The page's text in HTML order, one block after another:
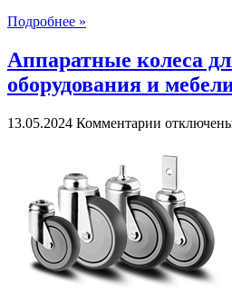
Подробнее »
Аппаратные колеса
оборудования и
13.05.2024 Комментарии к
Аппаратные
колеса
для
мобильного
и
мебели